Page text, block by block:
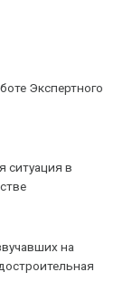
Экспертного
ситуация в
на